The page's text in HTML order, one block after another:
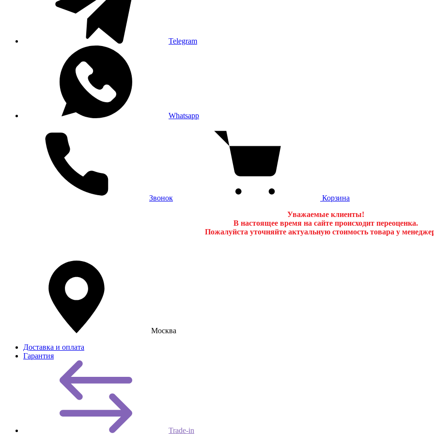
Telegram
Whatsapp
Звонок
Корзина
Уважаемые клиенты!
В настоящее время на сайте происходит переоценка.
Пожалуйста уточняйте актуальную стоимость товара у
Москва
Доставка и оплата
Гарантия
Trade-in